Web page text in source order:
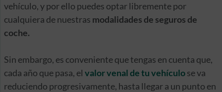
vehículo, y por ello puedes optar libremente por
cualquiera de nuestras modalidades de seguros de
coche.
Sin embargo, es conveniente que tengas en cuenta que,
cada año que pasa, el valor venal de tu vehículose va
reduciendo progresivamente, hasta llegar a un punto en